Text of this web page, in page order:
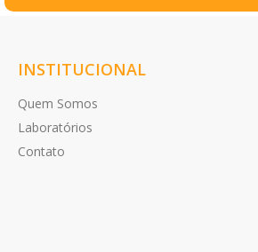
OFERTAS
INSTITUCIONAL
Quem Somos
Laboratórios
Contato